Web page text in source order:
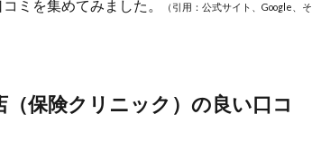
ミを集めてみました。
（引用：公式サイト、Google、そ
保険クリニック）の良い口コ